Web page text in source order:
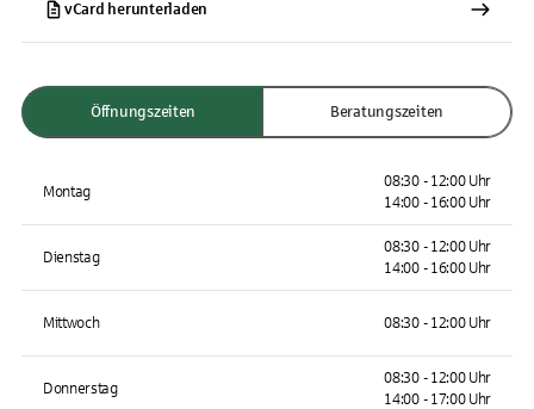
vCard herunterladen
Öffnungszeiten Beratungszeiten
Montag
08:30 - 12:00 Uhr
14:00 - 16:00 Uhr
Dienstag
08:30 - 12:00 Uhr
14:00 - 16:00 Uhr
Mittwoch 08:30 - 12:00 Uhr
Donnerstag
08:30 - 12:00 Uhr
14:00 - 17:00 Uhr